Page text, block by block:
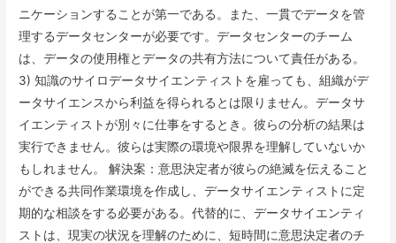
ニケーションすることが第一である。また、一貫でデータを管
理するデータセンターが必要です。データセンターのチーム
は、データの使用権とデータの共有方法について責任がある。
3) 知識のサイロデータサイエンティストを雇っても、組織がデ
ータサイエンスから利益を得られるとは限りません。データサ
イエンティストが別々に仕事をするとき。彼らの分析の結果は
実行できません。彼らは実際の環境や限界を理解していないか
もしれません。 解決案：意思決定者が彼らの絶滅を伝えること
ができる共同作業環境を作成し、データサイエンティストに定
期的な相談をする必要がある。代替的に、データサイエンティ
ストは、現実の状況を理解のために、短時間に意思決定者のチ